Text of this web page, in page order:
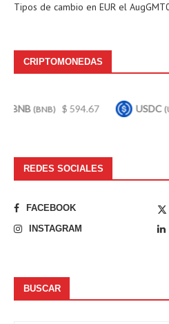
Tipos de cambio en EUR el
CRIPTOMONEDAS
$ 594.67 USDC(USDC) $
REDES SOCIALES
FACEBOOK
INSTAGRAM
BUSCAR